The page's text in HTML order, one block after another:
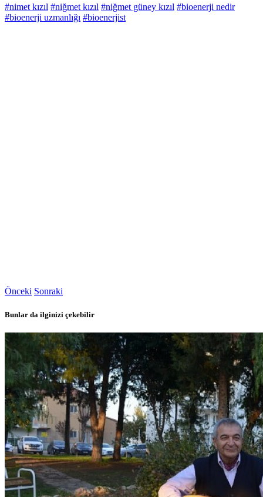
#nimet kızıl #niğmet kızıl #niğmet güney kızıl #bioenerji nedir
#bioenerji uzmanlığı #bioenerjist
Önceki Sonraki
Bunlar da ilginizi çekebilir